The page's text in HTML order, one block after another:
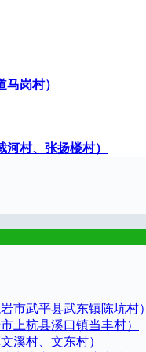
岗村）
村、张扬楼村）
市武平县武东镇陈坑村）
上杭县溪口镇当丰村）
溪村、文东村）